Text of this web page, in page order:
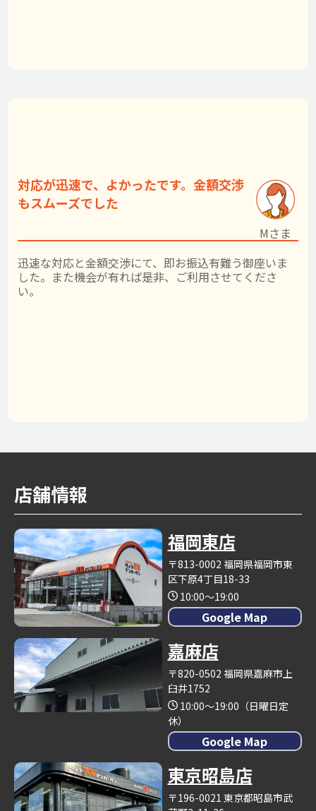
対応が迅速で、よかったです。金額交渉
もスムーズでした
迅速な対応と金額交渉にて、即お振込有難う御座いま
した。また機会が有れば是非、ご利用させてくださ
い。
Mさま
店舗情報
福岡東店
〒813-0002 福岡県福岡市東
区下原4丁目18-33
10:00～19:00
Google Map
嘉麻店
〒820-0502 福岡県嘉麻市上
臼井1752
10:00～19:00（日曜日定
休）
Google Map
東京昭島店
〒196-0021 東京都昭島市武